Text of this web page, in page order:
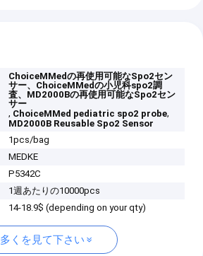
ChoiceMMedの再使用可能なSpo2セン
サー、ChoiceMMedの小児科spo2調
査、MD2000Bの再使用可能なSpo2セン
サー
, ChoiceMMed pediatric spo2 probe,
MD2000B Reusable Spo2 Sensor
1pcs/bag
MEDKE
P5342C
1週あたりの10000pcs
14-18.9$ (depending on your qty)
多くを見て下さい